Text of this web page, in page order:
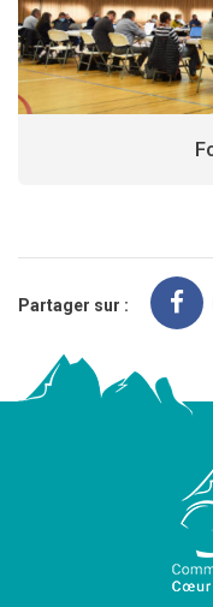
Partager sur :